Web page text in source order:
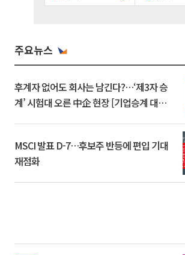
주요뉴스
후계자 없어도 회사는 남긴다?…‘제3자 승
계’ 시험대 오른 中企 현장 [기업승계 대전
MSCI 발표 D-7…후보주 반등에 편입 기대
재점화